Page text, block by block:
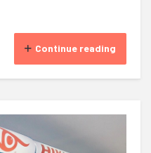
Continue reading